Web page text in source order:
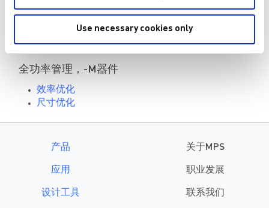
Use necessary cookies only
全功率管理，-L器件
尺寸优化
全功率管理，-M器件
效率优化
尺寸优化
产品
应用
设计工具
关于MPS
职业发展
联系我们